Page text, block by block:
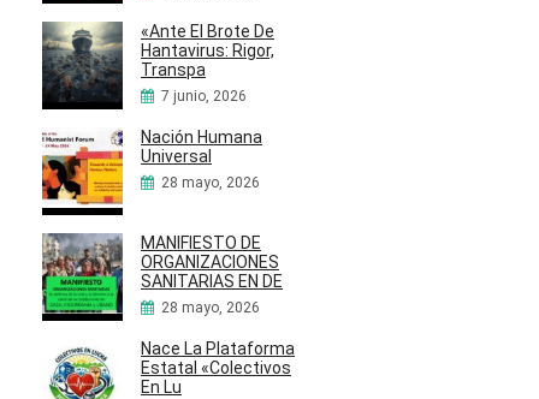
«Ante El Brote De
Hantavirus: Rigor,
Transpa
7 junio, 2026
Nación Humana
Universal
28 mayo, 2026
MANIFIESTO DE
ORGANIZACIONES
SANITARIAS EN DE
28 mayo, 2026
Nace La Plataforma
Estatal «Colectivos
En Lu